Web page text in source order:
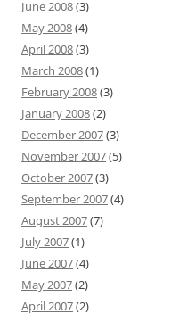
June 2008(3)
May 2008(4)
April 2008(3)
March 2008(1)
February 2008(3)
January 2008(2)
December 2007(3)
November 2007(5)
October 2007(3)
September 2007(4)
August 2007(7)
July 2007(1)
June 2007(4)
May 2007(2)
April 2007(2)